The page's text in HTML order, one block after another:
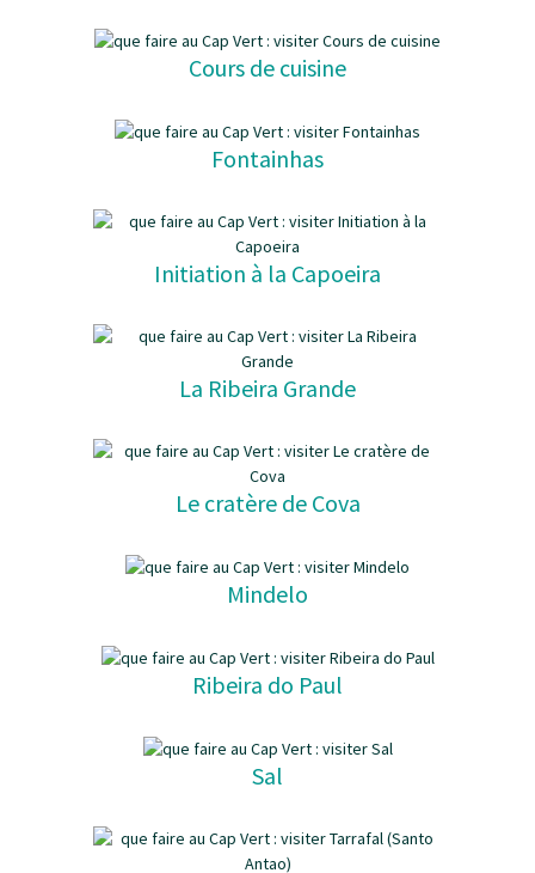
Cours de cuisine
Fontainhas
Initiation à la Capoeira
La Ribeira Grande
Le cratère de Cova
Mindelo
Ribeira do Paul
Sal